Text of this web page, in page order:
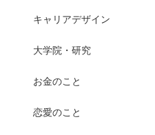
キャリアデザイン
大学院・研究
お金のこと
恋愛のこと